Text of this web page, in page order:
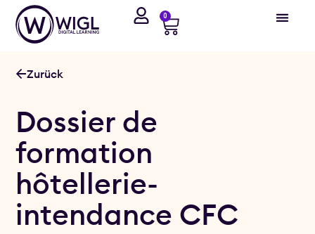
0
Zurück
Dossier de
formation
hôtellerie-
intendance CFC